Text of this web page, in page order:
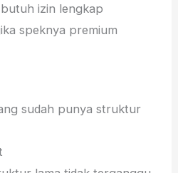
izin lengkap
speknya premium
sudah punya struktur